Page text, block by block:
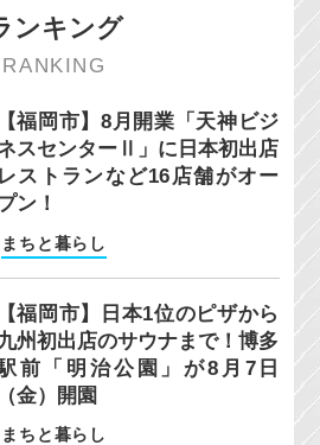
ンキング
RANKING
【福岡市】8月開業「天神ビジ
スセンターⅡ」に日本初出店
レストランなど16店舗がオー
ン！
まちと暮らし
【福岡市】日本1位のピザから
州初出店のサウナまで！博多
前「明治公園」が8月7日
（金）開園
まちと暮らし